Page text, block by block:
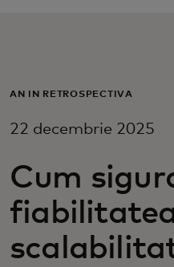
Pentru întreaga
Pentru
Știri și tendințe
AN ÎN RETROSPECTIVĂ
22 decembrie 2025
Cum